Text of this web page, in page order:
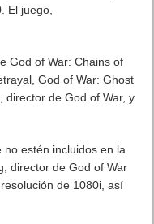
El juego,
God of War: Chains of
God of War: Ghost
director de God of War, y
estén incluidos en la
director de God of War
de 1080i, así